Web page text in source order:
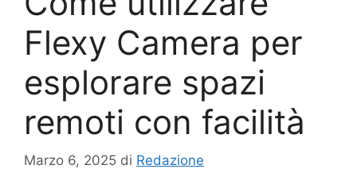
Flexy Camera per
esplorare spazi
remoti con facilità
Marzo 6, 2025 di Redazione